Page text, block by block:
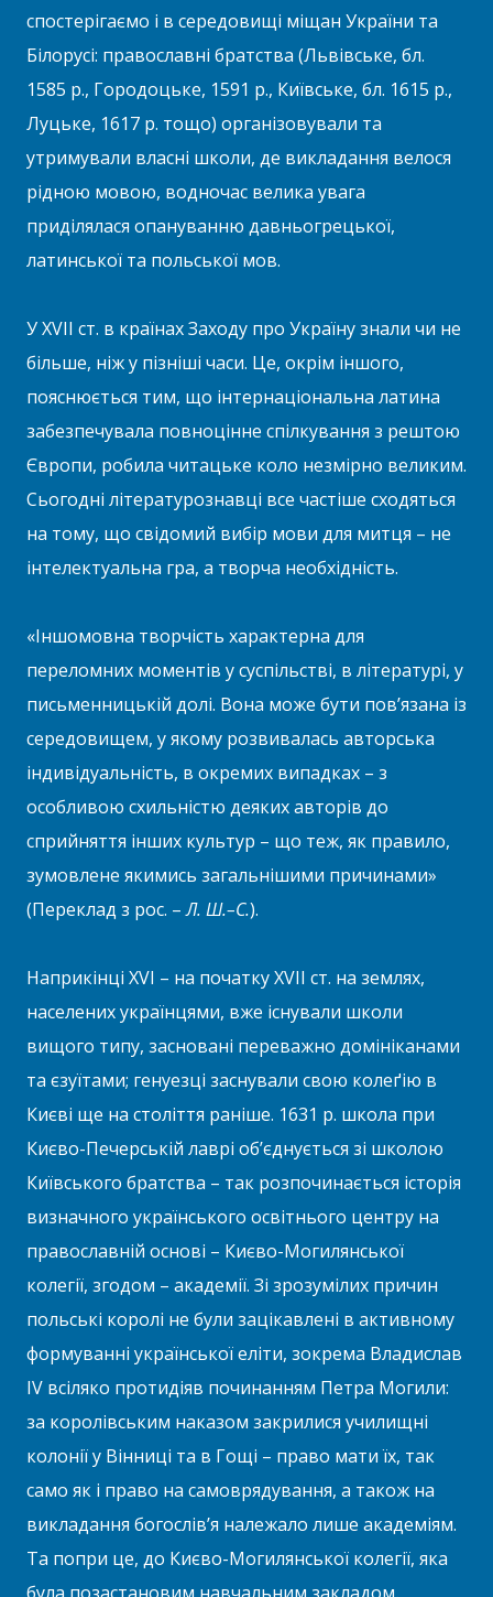
спостерігаємо і в середовищі міщан України та
Білорусі: православні братства (Львівське, бл.
1585 р., Городоцьке, 1591 р., Київське, бл. 1615 р.,
Луцьке, 1617 р. тощо) організовували та
утримували власні школи, де викладання велося
рідною мовою, водночас велика увага
приділялася опануванню давньогрецької,
латинської та польської мов.
У XVII ст. в країнах Заходу про Україну знали чи не
більше, ніж у пізніші часи. Це, окрім іншого,
пояснюється тим, що інтернаціональна латина
забезпечувала повноцінне спілкування з рештою
Європи, робила читацьке коло незмірно великим.
Сьогодні літературознавці все частіше сходяться
на тому, що свідомий вибір мови для митця – не
інтелектуальна гра, а творча необхідність.
«Іншомовна творчість характерна для
переломних моментів у суспільстві, в літературі, у
письменницькій долі. Вона може бути пов’язана із
середовищем, у якому розвивалась авторська
індивідуальність, в окремих випадках – з
особливою схильністю деяких авторів до
сприйняття інших культур – що теж, як правило,
зумовлене якимись загальнішими причинами»
(Переклад з рос. –Л. Ш.–С.).
Наприкінці XVI – на початку XVII ст. на землях,
населених українцями, вже існували школи
вищого типу, засновані переважно домініканами
та єзуїтами; генуезці заснували свою колеґію в
Києві ще на століття раніше. 1631 р. школа при
Києво-Печерській лаврі об’єднується зі школою
Київського братства – так розпочинається історія
визначного українського освітнього центру на
православній основі – Києво-Могилянської
колегії, згодом – академії. Зі зрозумілих причин
польські королі не були зацікавлені в активному
формуванні української еліти, зокрема Владислав
IV всіляко протидіяв починанням Петра Могили:
за королівським наказом закрилися училищні
колонії у Вінниці та в Гощі – право мати їх, так
само як і право на самоврядування, а також на
викладання богослів’я належало лише академіям.
Та попри це, до Києво-Могилянської колегії, яка